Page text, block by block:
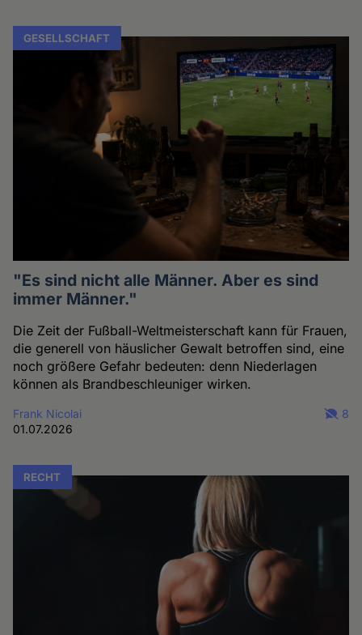
GESELLSCHAFT
"Es sind nicht alle Männer. Aber es sind
immer Männer."
Die Zeit der Fußball-Weltmeisterschaft kann für Frauen,
die generell von häuslicher Gewalt betroffen sind, eine
noch größere Gefahr bedeuten: denn Niederlagen
können als Brandbeschleuniger wirken.
Frank Nicolai
01.07.2026
8
RECHT